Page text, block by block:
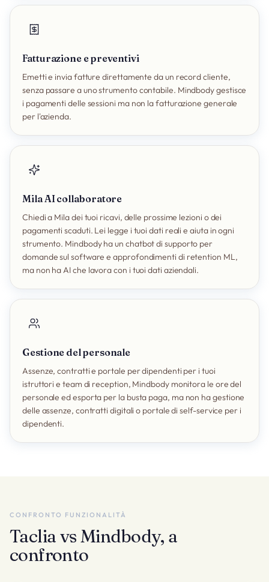
Fatturazione e preventivi
Emetti e invia fatture direttamente da un record cliente,
senza passare a uno strumento contabile. Mindbody gestisce
i pagamenti delle sessioni ma non la fatturazione generale
per l'azienda.
Mila AI collaboratore
Chiedi a Mila dei tuoi ricavi, delle prossime lezioni o dei
pagamenti scaduti. Lei legge i tuoi dati reali e aiuta in ogni
strumento. Mindbody ha un chatbot di supporto per
domande sul software e approfondimenti di retention ML,
ma non ha AI che lavora con i tuoi dati aziendali.
Gestione del personale
Assenze, contratti e portale per dipendenti per i tuoi
istruttori e team di reception, Mindbody monitora le ore del
personale ed esporta per la busta paga, ma non ha gestione
delle assenze, contratti digitali o portale di self-service per i
dipendenti.
CONFRONTO FUNZIONALITÀ
Taclia vs Mindbody, a
confronto